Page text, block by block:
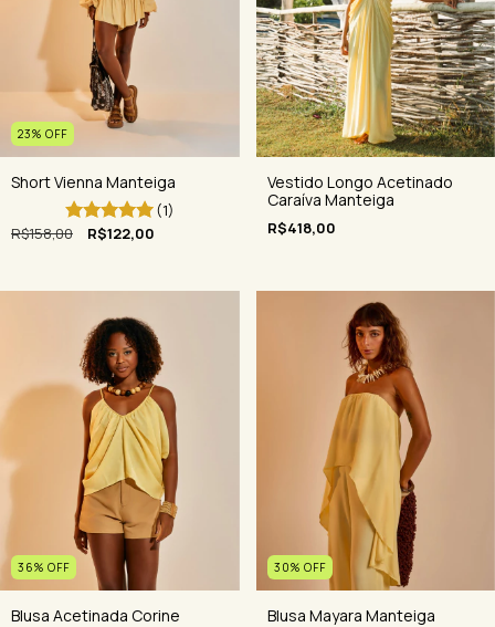
23% OFF
Short Vienna Manteiga
(1)
R$158,00
R$122,00
Vestido Longo Acetinado
Caraíva Manteiga
R$418,00
36% OFF
Blusa Acetinada Corine
30% OFF
Blusa Mayara Manteiga